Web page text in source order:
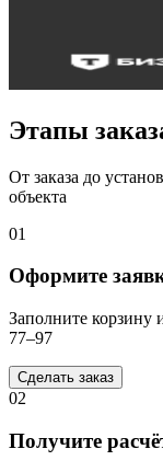
Этапы
От заказа до
объекта
01
Оформите
Заполните корзину
77–97
Сделать заказ
02
Получите